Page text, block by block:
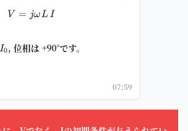
V=j\omega L\,I
V = jωL I
I0, 位相は +90°です。
07:59